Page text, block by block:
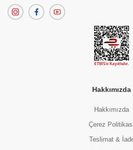
Hakkımızda
Hakkımızda
Çerez
Teslimat &